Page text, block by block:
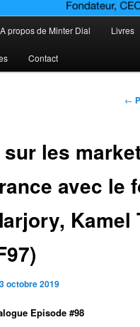
A propos de Minter Dial Livres
Contact
←
sur les
avec le
Kamel
octobre 2019
Episode #98